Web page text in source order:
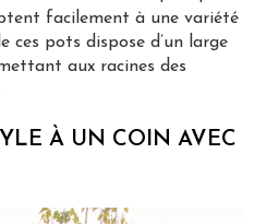
facilement à une variété
ces pots dispose d’un large
aux racines des
À UN COIN AVEC